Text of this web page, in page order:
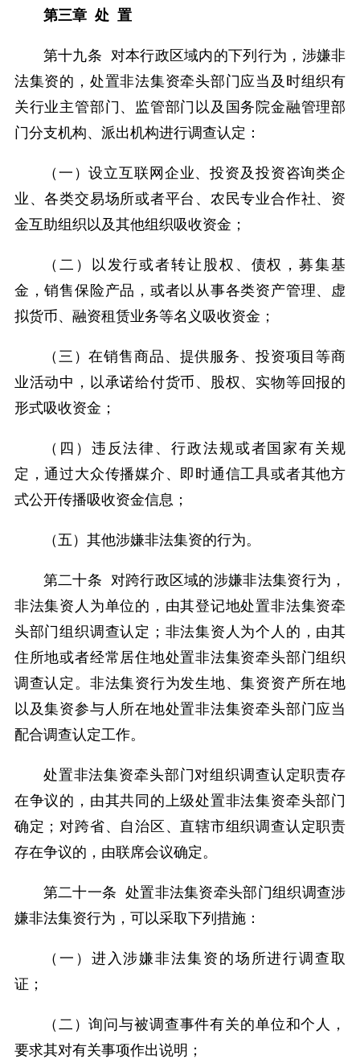
第三章 处 置
第十九条 对本行政区域内的下列行为，涉嫌非
法集资的，处置非法集资牵头部门应当及时组织有
关行业主管部门、监管部门以及国务院金融管理部
门分支机构、派出机构进行调查认定：
（一）设立互联网企业、投资及投资咨询类企
业、各类交易场所或者平台、农民专业合作社、资
金互助组织以及其他组织吸收资金；
（二）以发行或者转让股权、债权，募集基
金，销售保险产品，或者以从事各类资产管理、虚
拟货币、融资租赁业务等名义吸收资金；
（三）在销售商品、提供服务、投资项目等商
业活动中，以承诺给付货币、股权、实物等回报的
形式吸收资金；
（四）违反法律、行政法规或者国家有关规
定，通过大众传播媒介、即时通信工具或者其他方
式公开传播吸收资金信息；
（五）其他涉嫌非法集资的行为。
第二十条 对跨行政区域的涉嫌非法集资行为，
非法集资人为单位的，由其登记地处置非法集资牵
头部门组织调查认定；非法集资人为个人的，由其
住所地或者经常居住地处置非法集资牵头部门组织
调查认定。非法集资行为发生地、集资资产所在地
以及集资参与人所在地处置非法集资牵头部门应当
配合调查认定工作。
处置非法集资牵头部门对组织调查认定职责存
在争议的，由其共同的上级处置非法集资牵头部门
确定；对跨省、自治区、直辖市组织调查认定职责
存在争议的，由联席会议确定。
第二十一条 处置非法集资牵头部门组织调查涉
嫌非法集资行为，可以采取下列措施：
（一）进入涉嫌非法集资的场所进行调查取
证；
（二）询问与被调查事件有关的单位和个人，
要求其对有关事项作出说明；